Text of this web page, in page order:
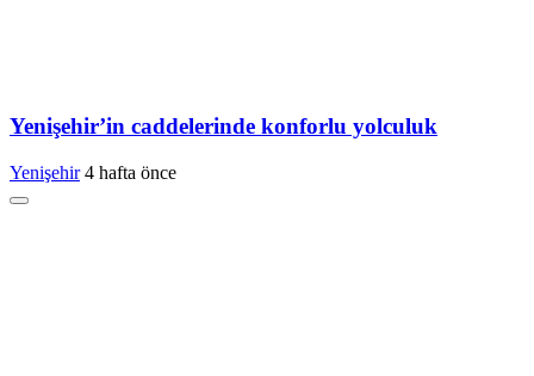
Yenişehir’in caddelerinde konforlu yolculuk
Yenişehir 4 hafta önce